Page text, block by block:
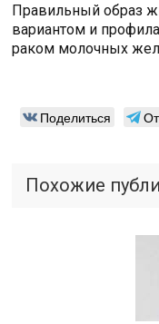
Правильный образ
вариантом и
раком молочных
Поделиться
Похожие